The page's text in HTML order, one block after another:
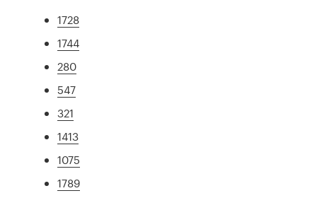
1728
1744
280
547
321
1413
1075
1789